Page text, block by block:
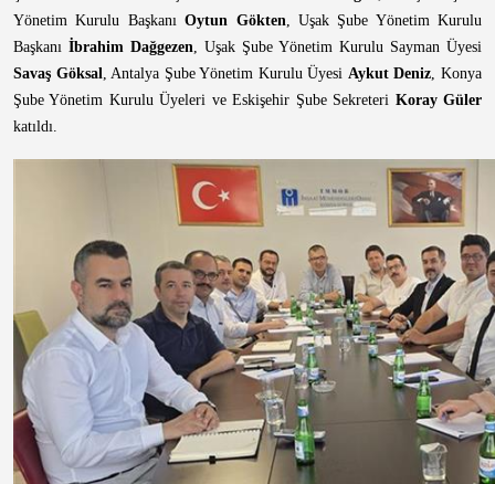
Yönetim Kurulu BaşkanıOytun Gökten, Uşak Şube Yönetim Kurulu
Başkanı İbrahim Dağgezen, Uşak Şube Yönetim Kurulu Sayman Üyesi
Savaş Göksal, Antalya Şube Yönetim Kurulu Üyesi Aykut Deniz, Konya
Şube Yönetim Kurulu Üyeleri ve Eskişehir Şube Sekreteri Koray Güler
katıldı.